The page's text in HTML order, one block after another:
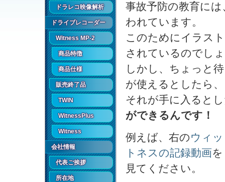
ドラレコ映像解析
ドライブレコーダー
Witness MP-2
商品特徴
商品仕様
販売終了品
TWIN
WitnessPlus
Witness
会社情報
代表ご挨拶
所在地
事故予防の教育に
われています。
このためにイラス
されているのでし
しかし、ちょっと
が使えるとしたら
それが手に入ると
ができるんです！
例えば、右のウィッ
トネスの記録動画を
見てください。